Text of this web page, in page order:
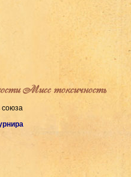
Мисс токсичность
союза